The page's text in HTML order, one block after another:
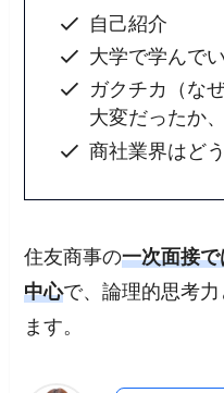
自己紹介
大学で学んで
ガクチカ（な
大変だったか
商社業界はど
住友商事の一次面接
中心で、論理的思考
ます。